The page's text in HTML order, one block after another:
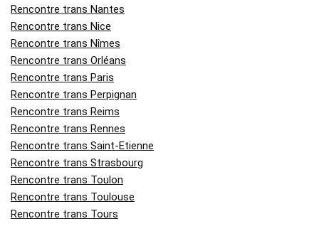
Rencontre trans Nantes
Rencontre trans Nice
Rencontre trans Nîmes
Rencontre trans Orléans
Rencontre trans Paris
Rencontre trans Perpignan
Rencontre trans Reims
Rencontre trans Rennes
Rencontre trans Saint-Etienne
Rencontre trans Strasbourg
Rencontre trans Toulon
Rencontre trans Toulouse
Rencontre trans Tours